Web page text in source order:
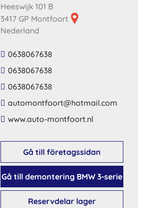
Heeswijk 101 B
3417 GP Montfoort
Nederland
0638067638
0638067638
0638067638
​automontfoort​@​hotmail​.​com​
​www​.​auto​-​montfoort​.​nl​
Gå till företagssidan
Gå till demontering BMW 3-serie
Reservdelar lager